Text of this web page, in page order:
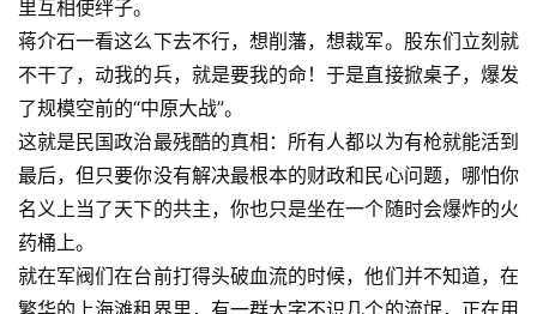
里互相使绊子。
蒋介石一看这么下去不行，想削藩，想裁军。股东们立刻就
不干了，动我的兵，就是要我的命！于是直接掀桌子，爆发
了规模空前的“中原大战”。
这就是民国政治最残酷的真相：所有人都以为有枪就能活到
最后，但只要你没有解决最根本的财政和民心问题，哪怕你
名义上当了天下的共主，你也只是坐在一个随时会爆炸的火
药桶上。
就在军阀们在台前打得头破血流的时候，他们并不知道，在